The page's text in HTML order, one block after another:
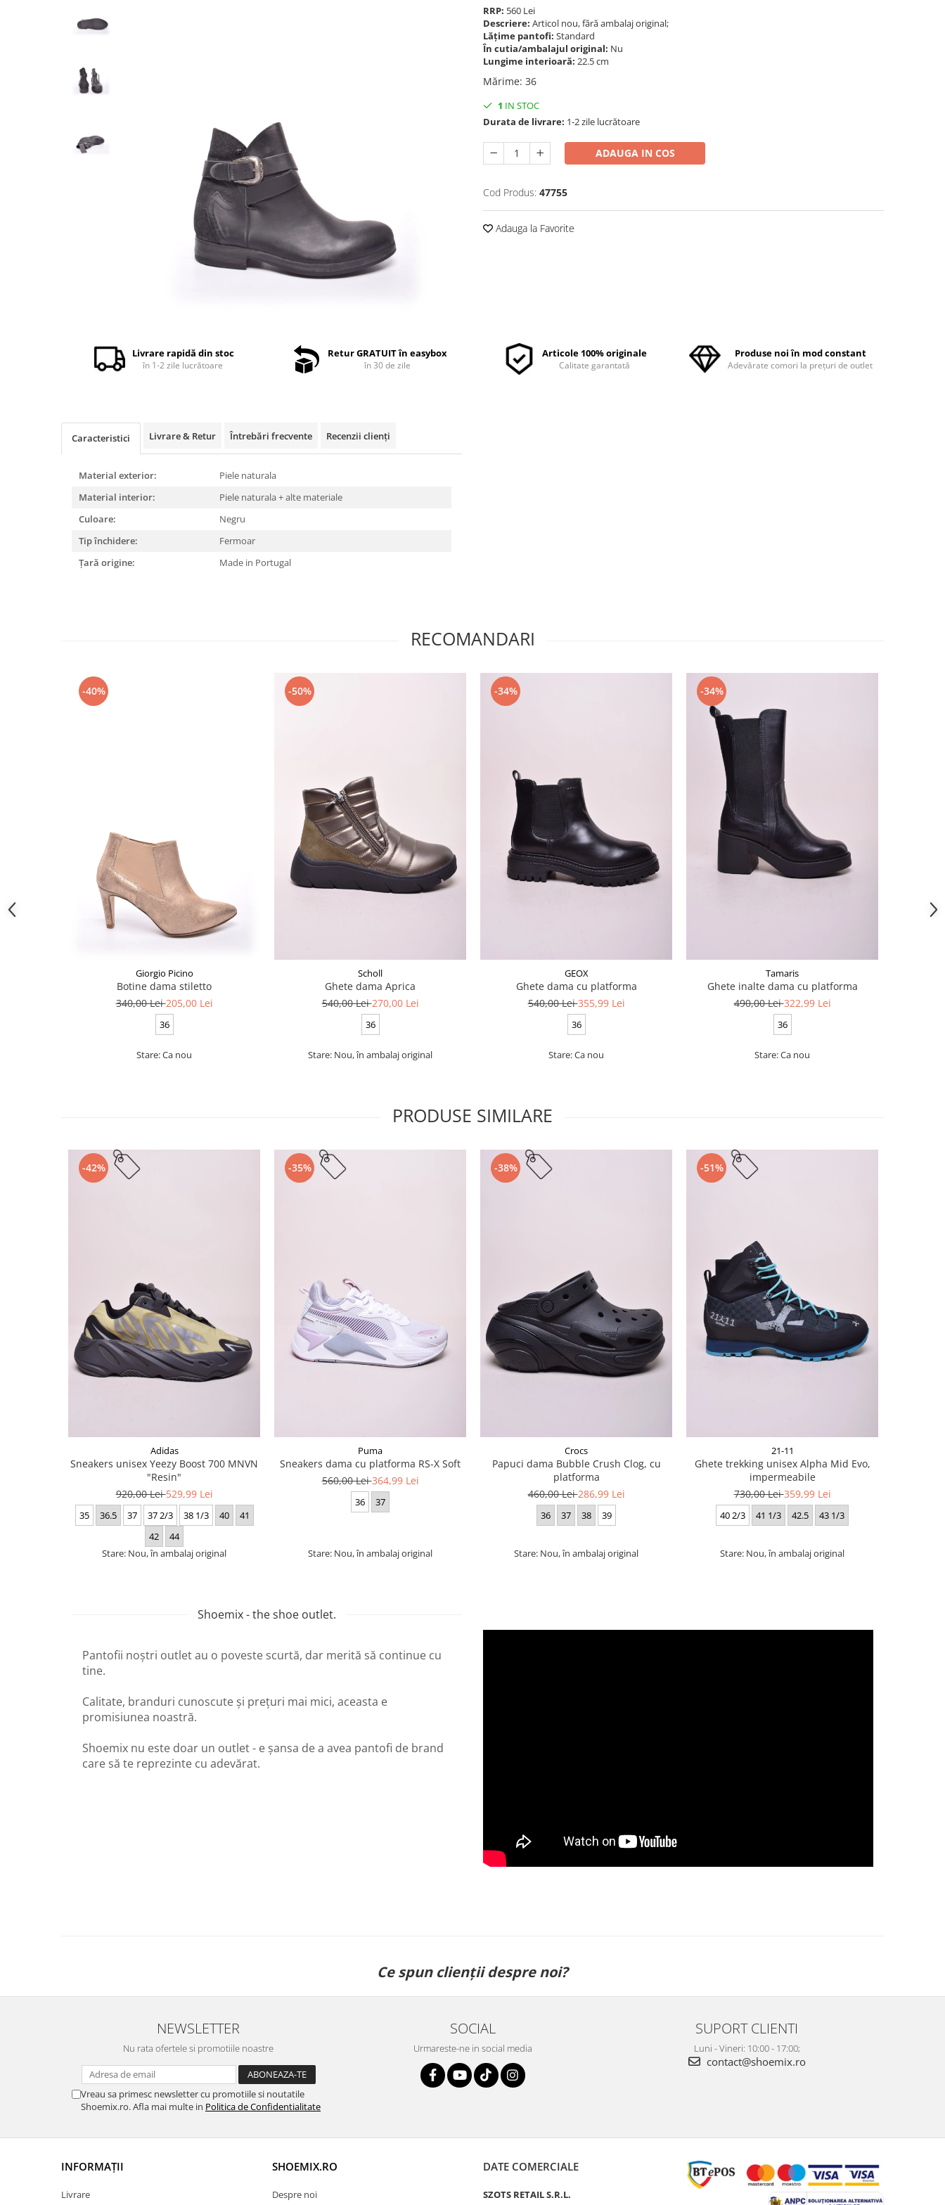
Facebook
RRP: 560 Lei
Descriere: Articol nou, fără ambalaj original;
Lățime pantofi: Standard
În cutia/ambalajul original: Nu
Lungime interioară: 22.5 cm
Mărime: 36
1 IN STOC
Durata de livrare: 1-2 zile lucrătoare
ADAUGA IN COS
Cod Produs: 47755
Adauga la Favorite
Livrare rapidă din stoc
în 1-2 zile lucrătoare
Retur GRATUIT în easybox
în 30 de zile
Articole 100% originale
Calitate garantată
Produse noi în mod constant
Adevărate comori la prețuri de outlet
Caracteristici Livrare & Retur Întrebări frecvente Recenzii clienți
Material exterior:
Piele naturala
Material interior:
Piele naturala + alte materiale
Culoare:
Negru
Tip închidere:
Fermoar
Țară origine:
Made in Portugal
RECOMANDARI
-40%
Giorgio Picino
Botine dama stiletto
340,00 Lei205,00 Lei
36
Stare: Ca nou
-50%
Scholl
Ghete dama Aprica
540,00 Lei270,00 Lei
36
Stare: Nou, în ambalaj original
-34%
GEOX
Ghete dama cu platforma
540,00 Lei355,99 Lei
36
Stare: Ca nou
-34%
Tamaris
Ghete inalte dama cu platforma
490,00 Lei322,99 Lei
36
Stare: Ca nou
PRODUSE SIMILARE
-42%
Adidas
Sneakers unisex Yeezy Boost 700 MNVN
"Resin"
920,00 Lei529,99 Lei
35 36.5 37 37 2/3 38 1/3 40
41
42
44
Stare: Nou, în ambalaj original
-35%
Puma
Sneakers dama cu platforma RS-X Soft
560,00 Lei364,99 Lei
36 37
Stare: Nou, în ambalaj original
-38%
Crocs
Papuci dama Bubble Crush Clog, cu
platforma
460,00 Lei286,99 Lei
36 37 38 39
Stare: Nou, în ambalaj original
-51%
21-11
Ghete trekking unisex Alpha Mid Evo,
impermeabile
730,00 Lei359,99 Lei
40 2/3 41 1/3 42.5 43 1/3
Stare: Nou, în ambalaj original
Shoemix - the shoe outlet.
Pantofii noștri outlet au o poveste scurtă, dar merită să continue cu
tine.
Calitate, branduri cunoscute și prețuri mai mici, aceasta e
promisiunea noastră.
Shoemix nu este doar un outlet - e șansa de a avea pantofi de brand
care să te reprezinte cu adevărat.
Ce spun clienții despre noi?
NEWSLETTER
Nu rata ofertele si promotiile noastre
Vreau sa primesc newsletter cu promotiile si noutatile
Shoemix.ro. Afla mai multe in Politica de Confidentialitate
SOCIAL
Urmareste-ne in social media
SUPORT CLIENTI
Luni - Vineri: 10:00 - 17:00;
contact@shoemix.ro
INFORMAȚII
Livrare
SHOEMIX.RO
Despre noi
DATE COMERCIALE
SZOTS RETAIL S.R.L.